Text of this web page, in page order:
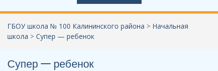
ГБОУ школа № 100 Калининского района > Начальная
школа > Супер — ребенок
Супер — ребенок